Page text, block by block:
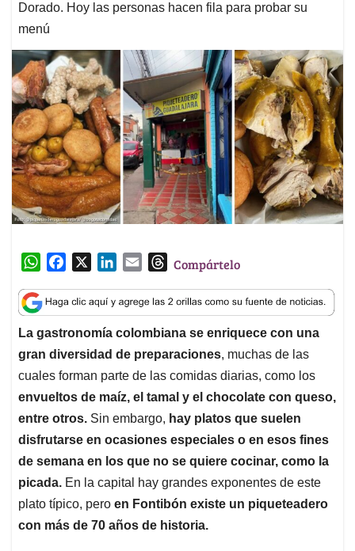
Dorado. Hoy las personas hacen fila para probar su
menú
W
a
t
s
A
p
p
c
e
b
o
o
k
n
k
e
d
I
n
a
i
l
T
r
e
a
d
s
Compártelo
La gastronomía colombiana se enriquece con una
gran diversidad de preparaciones, muchas de las
cuales forman parte de las comidas diarias, como los
envueltos de maíz, el tamal y el chocolate con queso,
entre otros. Sin embargo, hay platos que suelen
disfrutarse en ocasiones especiales o en esos fines
de semana en los que no se quiere cocinar, como la
picada. En la capital hay grandes exponentes de este
plato típico, pero en Fontibón existe un piqueteadero
con más de 70 años de historia.